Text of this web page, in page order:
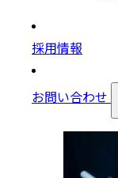
採用情報
お問い合わせ